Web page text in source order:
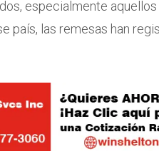
especialmente
país, las remesas han